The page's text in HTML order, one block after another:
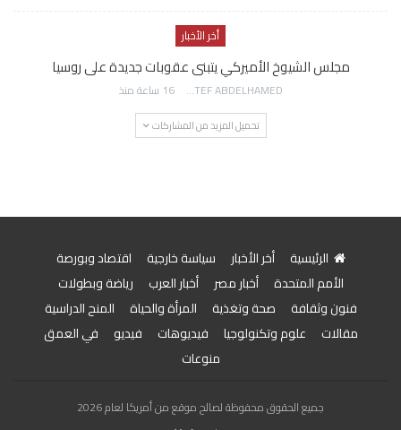
أخر الأخبار
مجلس الشيوخ الأميركي يتبنى عقوبات جديدة على روسيا
AWATEF ABDELHAMED 16 ساعة منذ
تحميل المزيد من المشاركات
الرئيسية أخر الأخبار سياسة خارجية
اقتصاد وبورصة
الأمم المتحدة
أخبار مصر أخبار العرب
رياضة وبطولات
فنون وثقافة
صحة وتغذية المرأة والحياة
المنح الدراسية
مقالات
علوم وتكنولوجيا فيديوهات فيديو
في العمق
منوعات
جميع الحقوق محفوظة لصالح موقع من أمريكا لعام 2026